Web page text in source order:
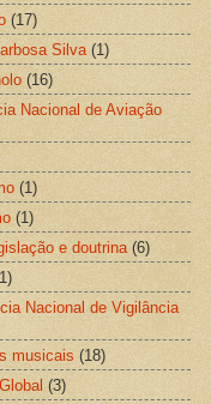
(17)
Silva (1)
(16)
Nacional de Aviação
(1)
(1)
e doutrina (6)
Nacional de Vigilância
musicais (18)
(3)